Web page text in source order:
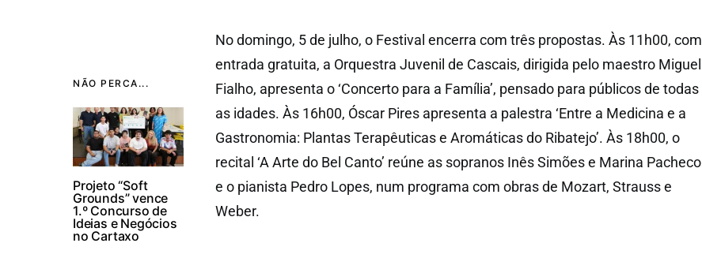
NÃO PERCA...
Projeto “Soft
Grounds” vence
1.º Concurso de
Ideias e Negócios
no Cartaxo
No domingo, 5 de julho, o Festival encerra com três propostas. Às 11h00, com
entrada gratuita, a Orquestra Juvenil de Cascais, dirigida pelo maestro Miguel
Fialho, apresenta o ‘Concerto para a Família’, pensado para públicos de todas
as idades. Às 16h00, Óscar Pires apresenta a palestra ‘Entre a Medicina e a
Gastronomia: Plantas Terapêuticas e Aromáticas do Ribatejo’. Às 18h00, o
recital ‘A Arte do Bel Canto’ reúne as sopranos Inês Simões e Marina Pacheco
e o pianista Pedro Lopes, num programa com obras de Mozart, Strauss e
Weber.